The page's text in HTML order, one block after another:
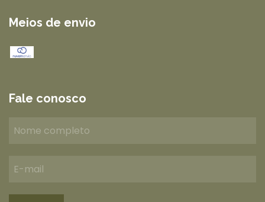
Meios de envio
Fale conosco